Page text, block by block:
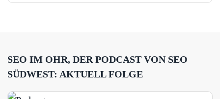
SEO IM OHR, DER PODCAST VON SEO
SÜDWEST: AKTUELL FOLGE